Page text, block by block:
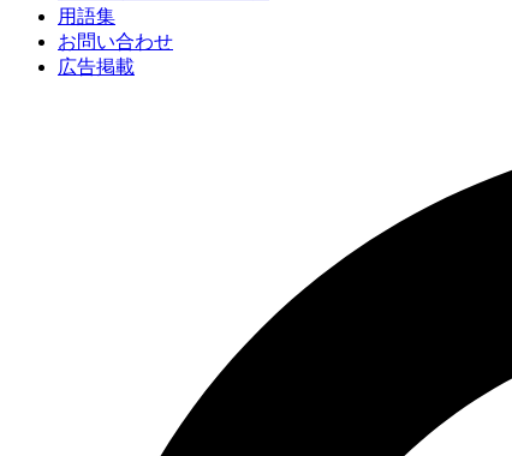
用語集
お問い合わせ
広告掲載